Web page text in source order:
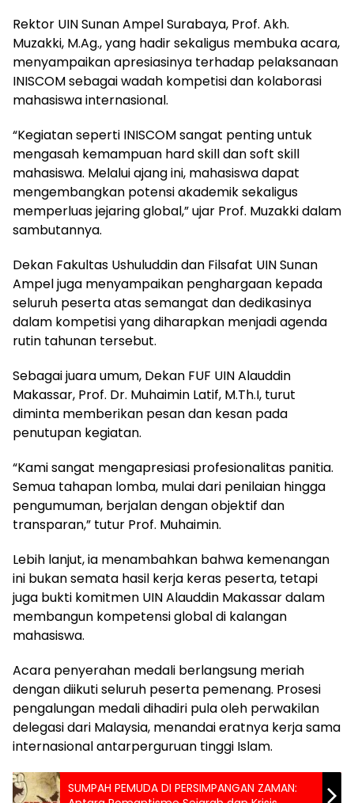
Rektor UIN Sunan Ampel Surabaya, Prof. Akh.
Muzakki, M.Ag., yang hadir sekaligus membuka acara,
menyampaikan apresiasinya terhadap pelaksanaan
INISCOM sebagai wadah kompetisi dan kolaborasi
mahasiswa internasional.
“Kegiatan seperti INISCOM sangat penting untuk
mengasah kemampuan hard skill dan soft skill
mahasiswa. Melalui ajang ini, mahasiswa dapat
mengembangkan potensi akademik sekaligus
memperluas jejaring global,” ujar Prof. Muzakki dalam
sambutannya.
Dekan Fakultas Ushuluddin dan Filsafat UIN Sunan
Ampel juga menyampaikan penghargaan kepada
seluruh peserta atas semangat dan dedikasinya
dalam kompetisi yang diharapkan menjadi agenda
rutin tahunan tersebut.
Sebagai juara umum, Dekan FUF UIN Alauddin
Makassar, Prof. Dr. Muhaimin Latif, M.Th.I, turut
diminta memberikan pesan dan kesan pada
penutupan kegiatan.
“Kami sangat mengapresiasi profesionalitas panitia.
Semua tahapan lomba, mulai dari penilaian hingga
pengumuman, berjalan dengan objektif dan
transparan,” tutur Prof. Muhaimin.
Lebih lanjut, ia menambahkan bahwa kemenangan
ini bukan semata hasil kerja keras peserta, tetapi
juga bukti komitmen UIN Alauddin Makassar dalam
membangun kompetensi global di kalangan
mahasiswa.
Acara penyerahan medali berlangsung meriah
dengan diikuti seluruh peserta pemenang. Prosesi
pengalungan medali dihadiri pula oleh perwakilan
delegasi dari Malaysia, menandai eratnya kerja sama
internasional antarperguruan tinggi Islam.
SUMPAH PEMUDA DI PERSIMPANGAN ZAMAN: